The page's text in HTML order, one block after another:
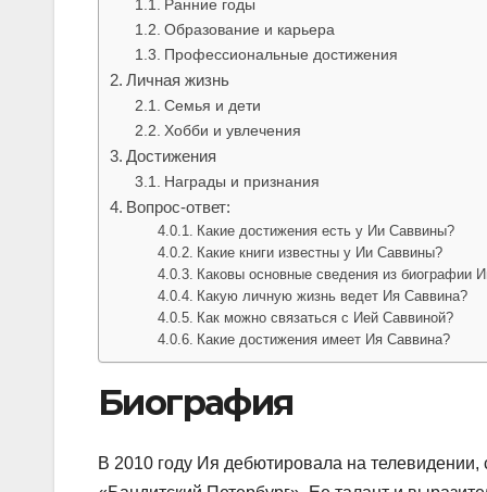
Ранние годы
Образование и карьера
Профессиональные достижения
Личная жизнь
Семья и дети
Хобби и увлечения
Достижения
Награды и признания
Вопрос-ответ:
Какие достижения есть у Ии Саввины?
Какие книги известны у Ии Саввины?
Каковы основные сведения из биографии
Какую личную жизнь ведет Ия Саввина?
Как можно связаться с Ией Саввиной?
Какие достижения имеет Ия Саввина?
Биография
В 2010 году Ия дебютировала на